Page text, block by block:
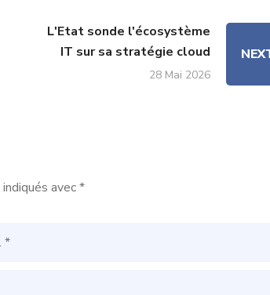
L'Etat sonde l'écosystème
IT sur sa stratégie cloud
28 Mai 2026
avec*